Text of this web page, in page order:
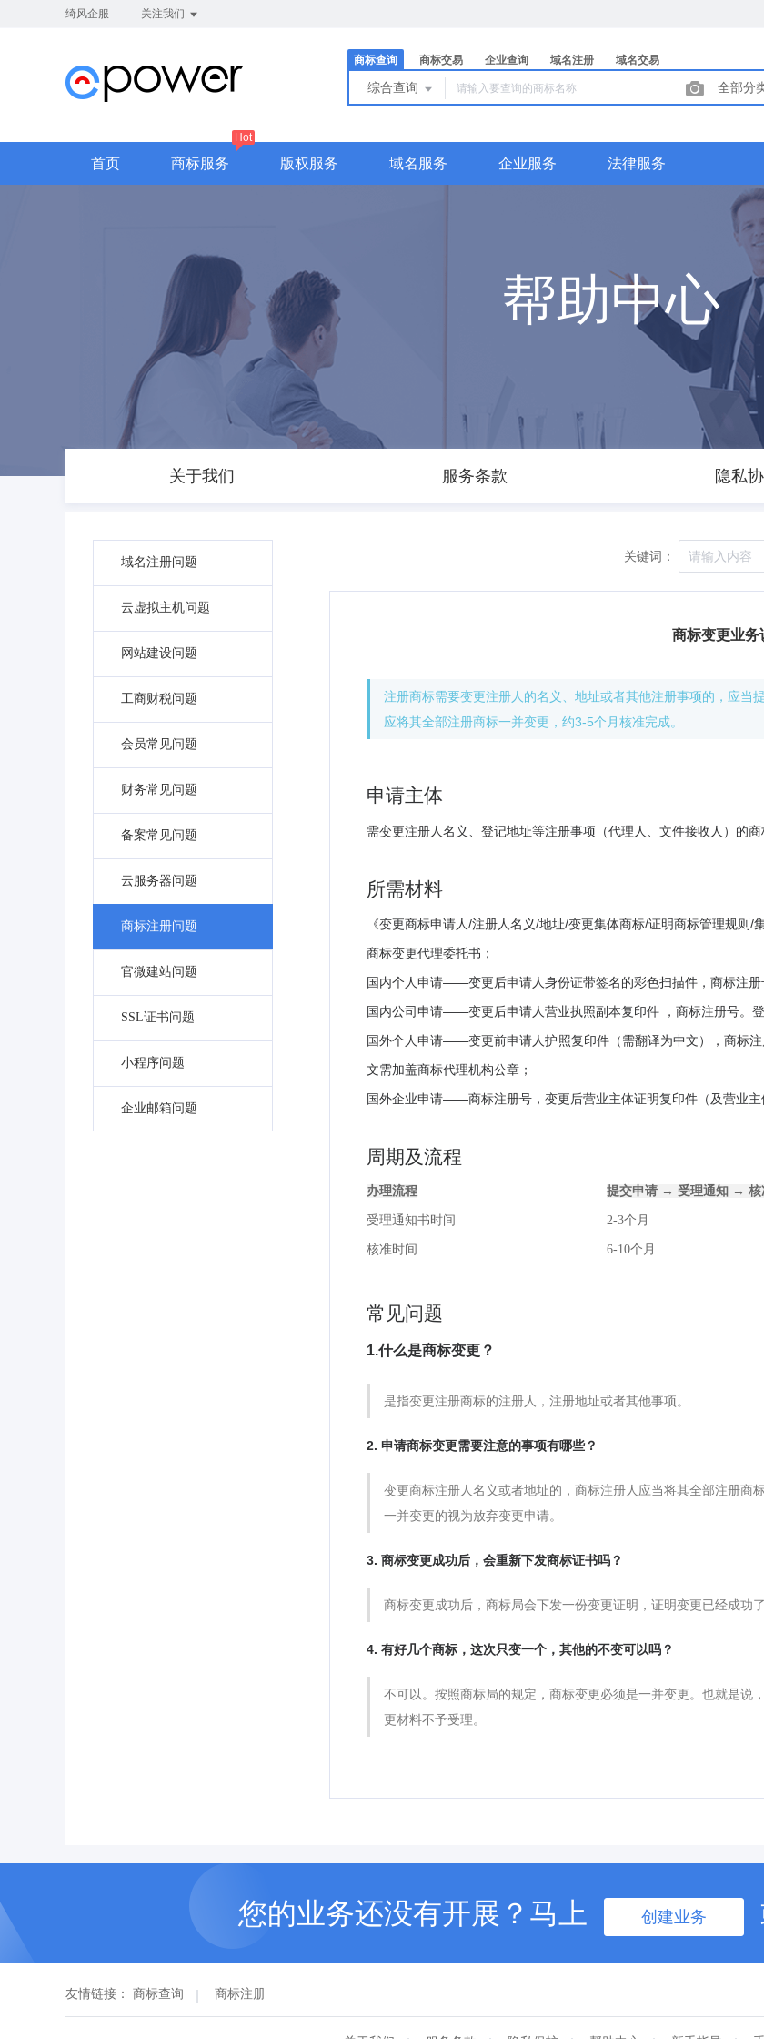
绮风企服 关注我们
商标查询 商标交易 企业查询 域名注册 域名交易
综合查询 全部分
首页 商标服务
Hot
版权服务 域名服务 企业服务 法律服务
帮助中心
关于我们 服务条款 隐私
域名注册问题
云虚拟主机问题
网站建设问题
工商财税问题
会员常见问题
财务常见问题
备案常见问题
云服务器问题
商标注册问题
官微建站问题
SSL证书问题
小程序问题
企业邮箱问题
关键词：
商标变更业务
注册商标需要变更注册人的名义、地址或者其他注册事项的，应当
应将其全部注册商标一并变更，约3-5个月核准完成。
申请主体
需变更注册人名义、登记地址等注册事项（代理人、文件接收人）的商
所需材料
《变更商标申请人/注册人名义/地址/变更集体商标/证明商标管理规则/
商标变更代理委托书；
国内个人申请——变更后申请人身份证带签名的彩色扫描件，商标注册
国内公司申请——变更后申请人营业执照副本复印件 ，商标注册号。登
国外个人申请——变更前申请人护照复印件（需翻译为中文），商标
文需加盖商标代理机构公章；
国外企业申请——商标注册号，变更后营业主体证明复印件（及营业主
周期及流程
办理流程 提交申请 → 受理通知 → 核
受理通知书时间 2-3个月
核准时间 6-10个月
常见问题
1.什么是商标变更？
是指变更注册商标的注册人，注册地址或者其他事项。
2. 申请商标变更需要注意的事项有哪些？
变更商标注册人名义或者地址的，商标注册人应当将其全部注册商
一并变更的视为放弃变更申请。
3. 商标变更成功后，会重新下发商标证书吗？
商标变更成功后，商标局会下发一份变更证明，证明变更已经成功了
4. 有好几个商标，这次只变一个，其他的不变可以吗？
不可以。按照商标局的规定，商标变更必须是一并变更。也就是说
更材料不予受理。
您的业务还没有开展？马上 创建业务
友情链接： 商标查询 商标注册